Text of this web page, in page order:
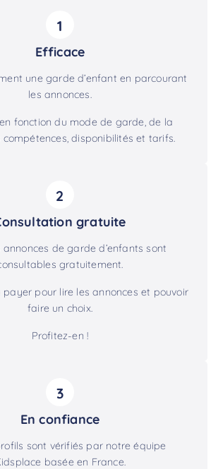
1
Efficace
une garde d’enfant en parcourant
les annonces.
fonction du mode de garde, de la
compétences, disponibilités et tarifs.
2
gratuite
annonces de garde d’enfants sont
gratuitement.
payer pour lire les annonces et pouvoir
faire un choix.
Profitez-en !
3
En confiance
sont vérifiés par notre équipe
basée en France.